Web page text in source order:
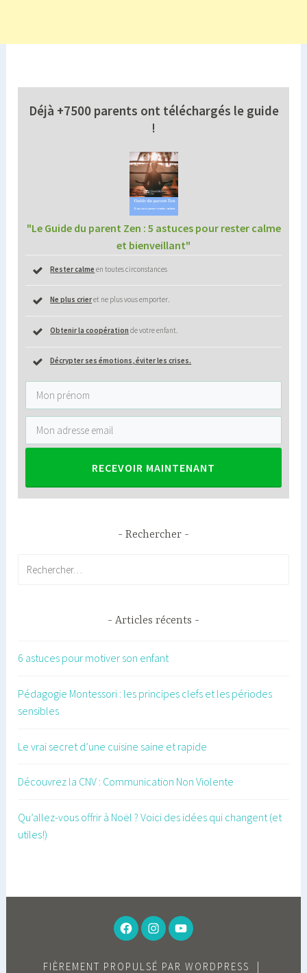
Déjà +7500 parents ont téléchargés le guide
!
"Le Guide du parent Zen : 5 astuces pour rester calme
et bienveillant"
Rester calme en toutes circonstances
Ne plus crieret ne plus vous emporter.
Obtenir la coopération de votre enfant.
Décrypter ses émotions,éviter les crises.
RECEVOIR MAINTENANT
Rechercher
Articles récents
6 astuces pour motiver son enfant
Pédagogie Montessori : les principes clefs et les périodes
sensibles
Le vrai secret d’une cuisine saine et rapide
Découvrez la CNV : Communication Non Violente
Qu’allez-vous offrir à Noël ? Voici des idées qui changent (et
utiles!)
FACEBOOK
INSTAGRAM
YOUTUBE
FIÈREMENT PROPULSÉ PAR WORDPRESS